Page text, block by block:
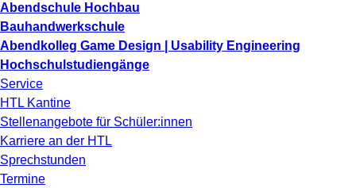
Abendschule Hochbau
Bauhandwerkschule
Abendkolleg Game Design | Usability Engineering
Hochschulstudiengänge
Service
HTL Kantine
Stellenangebote für Schüler:innen
Karriere an der HTL
Sprechstunden
Termine